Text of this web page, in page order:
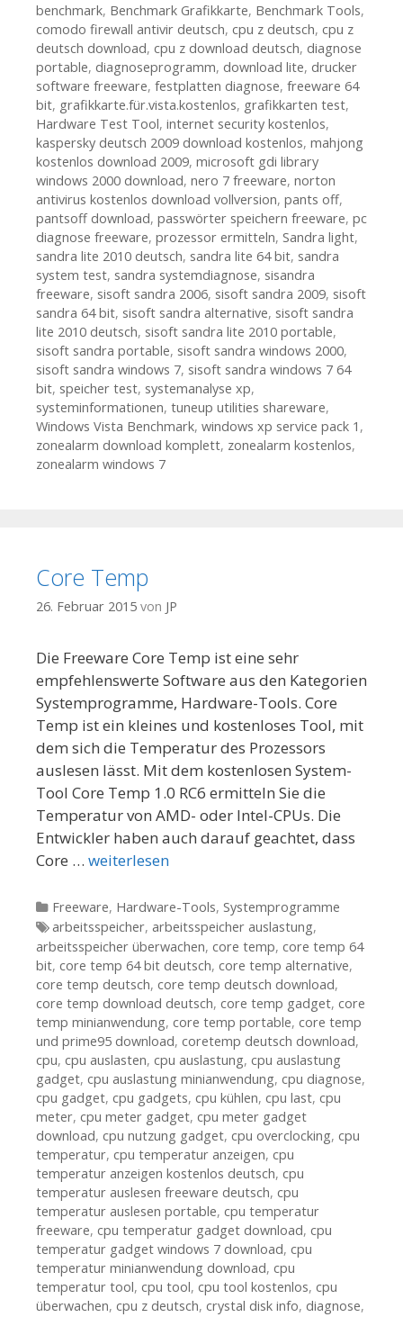
benchmark, Benchmark Grafikkarte, Benchmark Tools,
comodo firewall antivir deutsch, cpu z deutsch, cpu z
deutsch download, cpu z download deutsch, diagnose
portable, diagnoseprogramm, download lite, drucker
software freeware, festplatten diagnose, freeware 64
bit, grafikkarte.für.vista.kostenlos, grafikkarten test,
Hardware Test Tool, internet security kostenlos,
kaspersky deutsch 2009 download kostenlos, mahjong
kostenlos download 2009, microsoft gdi library
windows 2000 download, nero 7 freeware, norton
antivirus kostenlos download vollversion, pants off,
pantsoff download, passwörter speichern freeware, pc
diagnose freeware, prozessor ermitteln, Sandra light,
sandra lite 2010 deutsch, sandra lite 64 bit, sandra
system test, sandra systemdiagnose, sisandra
freeware, sisoft sandra 2006, sisoft sandra 2009, sisoft
sandra 64 bit, sisoft sandra alternative, sisoft sandra
lite 2010 deutsch, sisoft sandra lite 2010 portable,
sisoft sandra portable, sisoft sandra windows 2000,
sisoft sandra windows 7, sisoft sandra windows 7 64
bit, speicher test, systemanalyse xp,
systeminformationen, tuneup utilities shareware,
Windows Vista Benchmark, windows xp service pack 1 ,
zonealarm download komplett, zonealarm kostenlos,
zonealarm windows 7
Core Temp
26. Februar 2015 von JP
Die Freeware Core Temp ist eine sehr
empfehlenswerte Software aus den Kategorien
Systemprogramme, Hardware-Tools. Core
Temp ist ein kleines und kostenloses Tool, mit
dem sich die Temperatur des Prozessors
auslesen lässt. Mit dem kostenlosen System-
Tool Core Temp 1.0 RC6 ermitteln Sie die
Temperatur von AMD- oder Intel-CPUs. Die
Entwickler haben auch darauf geachtet, dass
Core … weiterlesen
Kategorien
Freeware, Hardware-Tools, Systemprogramme
Tags
arbeitsspeicher, arbeitsspeicher auslastung,
arbeitsspeicher überwachen, core temp, core temp 64
bit, core temp 64 bit deutsch, core temp alternative,
core temp deutsch, core temp deutsch download,
core temp download deutsch, core temp gadget, core
temp minianwendung, core temp portable, core temp
und prime95 download, coretemp deutsch download,
cpu, cpu auslasten, cpu auslastung, cpu auslastung
gadget, cpu auslastung minianwendung, cpu diagnose,
cpu gadget, cpu gadgets, cpu kühlen, cpu last, cpu
meter, cpu meter gadget, cpu meter gadget
download, cpu nutzung gadget, cpu overclocking, cpu
temperatur, cpu temperatur anzeigen, cpu
temperatur anzeigen kostenlos deutsch, cpu
temperatur auslesen freeware deutsch, cpu
temperatur auslesen portable, cpu temperatur
freeware, cpu temperatur gadget download, cpu
temperatur gadget windows 7 download, cpu
temperatur minianwendung download, cpu
temperatur tool, cpu tool, cpu tool kostenlos, cpu
überwachen, cpu z deutsch, crystal disk info, diagnose,